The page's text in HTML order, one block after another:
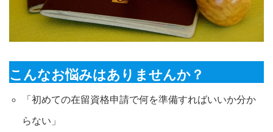
こんなお悩みはありませんか？
「初めての在留資格申請で何を準備すればいいか分か
らない」